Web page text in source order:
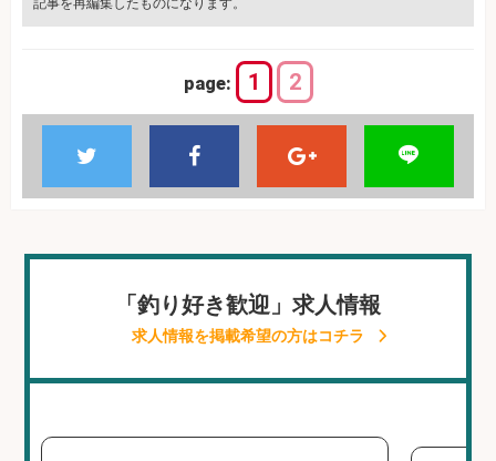
記事を再編集したものになります。
page: 1 2
「釣り好き歓迎」求人情報
求人情報を掲載希望の方はコチラ